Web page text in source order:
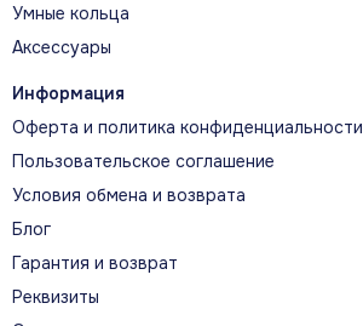
Умные кольца
Аксессуары
Информация
Оферта и политика конфиденциальности
Пользовательское соглашение
Условия обмена и возврата
Блог
Гарантия и возврат
Реквизиты